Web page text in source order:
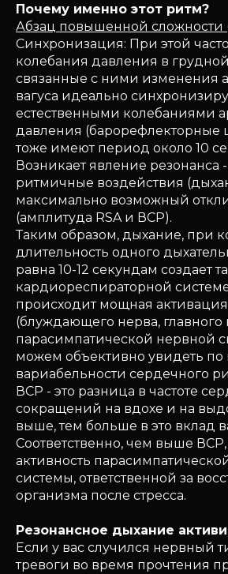
Почему именно этот ритм?
Абзац повышенной сложности
Синхронизация: При этой
колебания давления в
связанные с ними изменения
вагуса идеально
естественными колебаниями
давления (барорефлекторные
тоже имеют период около 10
Возникает явление резонанса
ритмичные воздействия
максимально возможный
(амплитуда RSA и ВСР).
Таким образом, дыхание, при
длительность одного
равна 10-12 секундам создает
кардиореспираторной
происходит мощная активация
(блуждающего нерва, главного
парасимпатической нервной
можем объективно увидеть по
вариабельности сердечного
ВСР - это разница в частоте
сокращений на вдохе и на
выше, тем больше в это вклад
Соответственно, чем выше
активность
системы, ответственной за
организма после стресса.
Резонансное дыхание
Если у вас случился нервный
тревоги во время прочтения